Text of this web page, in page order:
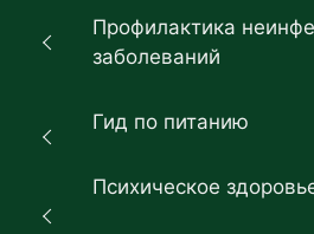
Профилактика
заболеваний
Гид по питанию
Психическое